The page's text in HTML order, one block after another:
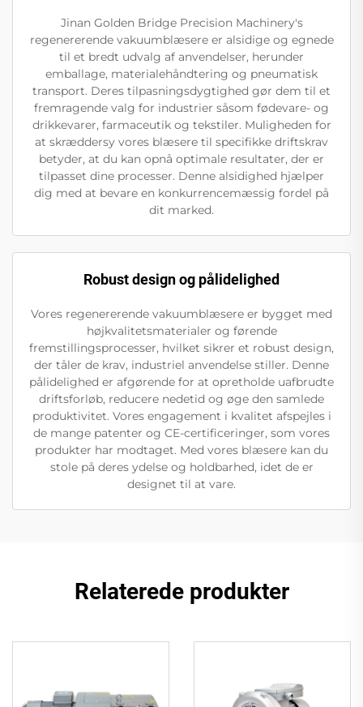
Jinan Golden Bridge Precision Machinery's
regenererende vakuumblæsere er alsidige og egnede
til et bredt udvalg af anvendelser, herunder
emballage, materialehåndtering og pneumatisk
transport. Deres tilpasningsdygtighed gør dem til et
fremragende valg for industrier såsom fødevare- og
drikkevarer, farmaceutik og tekstiler. Muligheden for
at skræddersy vores blæsere til specifikke driftskrav
betyder, at du kan opnå optimale resultater, der er
tilpasset dine processer. Denne alsidighed hjælper
dig med at bevare en konkurrencemæssig fordel på
dit marked.
Robust design og pålidelighed
Vores regenererende vakuumblæsere er bygget med
højkvalitetsmaterialer og førende
fremstillingsprocesser, hvilket sikrer et robust design,
der tåler de krav, industriel anvendelse stiller. Denne
pålidelighed er afgørende for at opretholde uafbrudte
driftsforløb, reducere nedetid og øge den samlede
produktivitet. Vores engagement i kvalitet afspejles i
de mange patenter og CE-certificeringer, som vores
produkter har modtaget. Med vores blæsere kan du
stole på deres ydelse og holdbarhed, idet de er
designet til at vare.
Relaterede produkter